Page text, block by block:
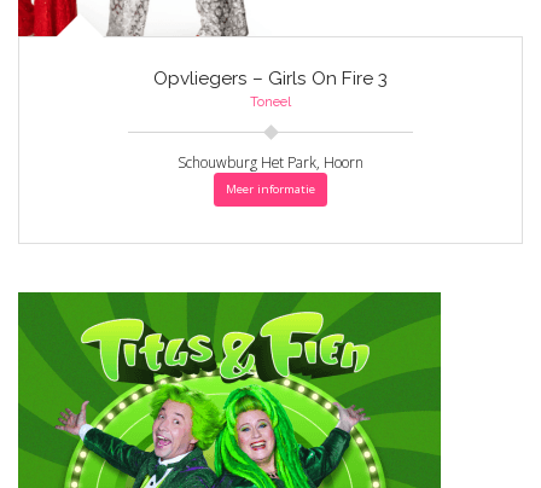
Opvliegers – Girls On Fire 3
Toneel
Schouwburg Het Park, Hoorn
Meer informatie